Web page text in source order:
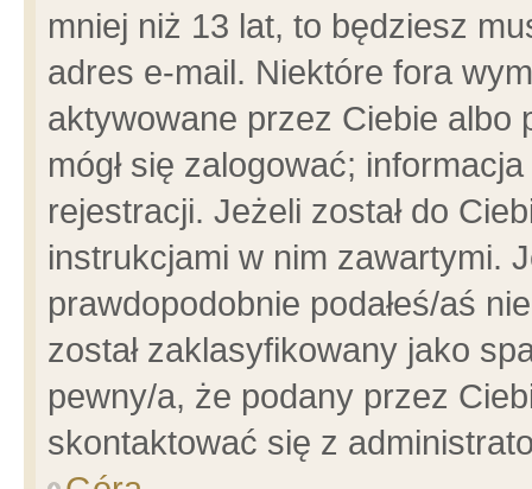
mniej niż 13 lat, to będziesz
adres e-mail. Niektóre fora
aktywowane przez Ciebie albo
mógł się zalogować;
rejestracji. Jeżeli został do
instrukcjami w nim zawartymi.
prawdopodobnie podałeś/aś
został zaklasyfikowany jako
pewny/a, że podany przez
skontaktować się z